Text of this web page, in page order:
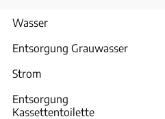
Wasser
Entsorgung Grauwasser
Strom
Entsorgung
Kassettentoilette